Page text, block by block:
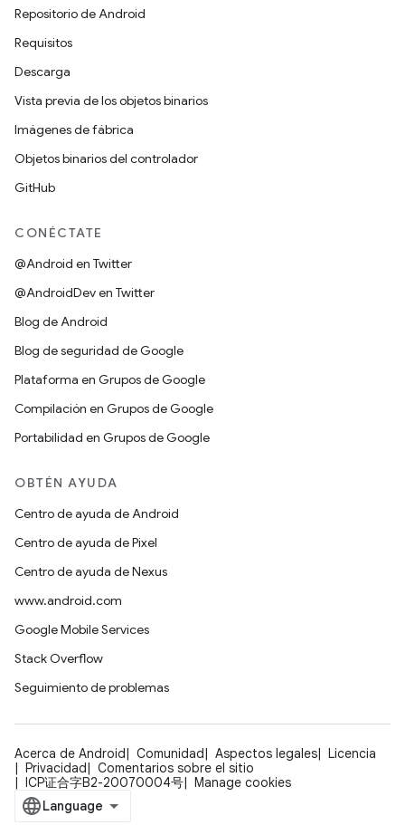
Repositorio de Android
Requisitos
Descarga
Vista previa de los objetos binarios
Imágenes de fábrica
Objetos binarios del controlador
GitHub
CONÉCTATE
@Android en Twitter
@AndroidDev en Twitter
Blog de Android
Blog de seguridad de Google
Plataforma en Grupos de Google
Compilación en Grupos de Google
Portabilidad en Grupos de Google
OBTÉN AYUDA
Centro de ayuda de Android
Centro de ayuda de Pixel
Centro de ayuda de Nexus
www.android.com
Google Mobile Services
Stack Overflow
Seguimiento de problemas
Acerca de Android Comunidad Aspectos legales
Licencia
Privacidad
Comentarios sobre el sitio
ICP证合字B2-20070004号
Manage cookies